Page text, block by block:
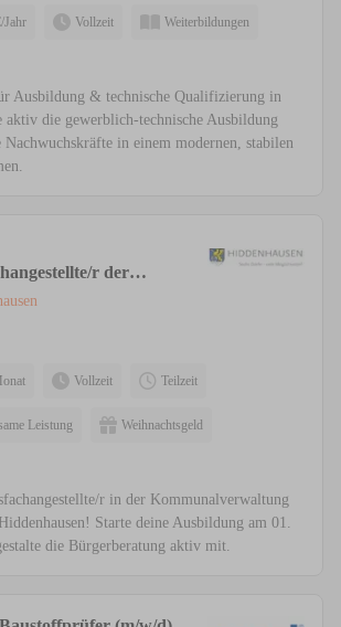
Jahr Vollzeit Weiterbildungen
Ausbildung & technische Qualifizierung in
aktiv die gewerblich-technische Ausbildung
Nachwuchskräfte in einem modernen, stabilen
r der
Teilzeit
Vollzeit Teilzeit
Leistung Weihnachtsgeld
r in der Kommunalverwaltung
Starte deine Ausbildung am 01.
die Bürgerberatung aktiv mit.